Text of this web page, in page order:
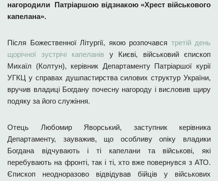
нагородили Патріаршою відзнакою «Хрест військового
капелана».
Після Божественної Літургії, якою розпочався третій день
щорічної зустрічі капеланів у Києві, військовий єпископ
Михаїл (Колтун), керівник Департаменту Патріаршої курії
УГКЦ у справах душпастирства силових структур України,
вручив владиці Богдану почесну нагороду і висловив щиру
подяку за його служіння.
Отець Любомир Яворський, заступник керівника
Департаменту, зауважив, що особливу опіку владики
Богдана відчувають і ті капелани та військові, які
перебувають на фронті, так і ті, хто вже повернувся з АТО.
Єпископ неодноразово відвідував бійців у військових